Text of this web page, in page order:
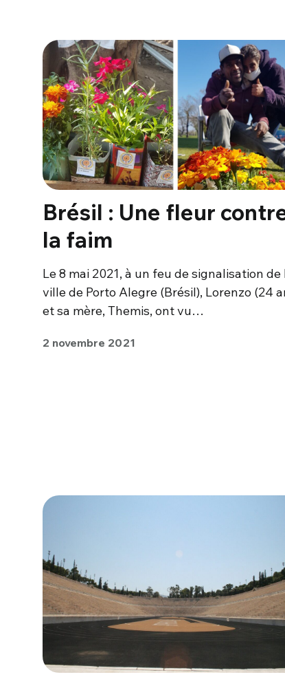
Brésil : Une fleur
la faim
Le 8 mai 2021, à un feu de signalisation de
ville de Porto Alegre (Brésil), Lorenzo (24
et sa mère, Themis, ont vu…
2 novembre 2021